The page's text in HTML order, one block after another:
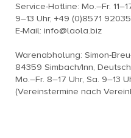
Service-Hotline: Mo.–Fr.
9–13 Uhr, +49 (0)8571
E-Mail: info@laola.biz
Warenabholung: Simon-
84359 Simbach/Inn,
Mo.–Fr. 8–17 Uhr, Sa. 9–13
(Vereinstermine nach